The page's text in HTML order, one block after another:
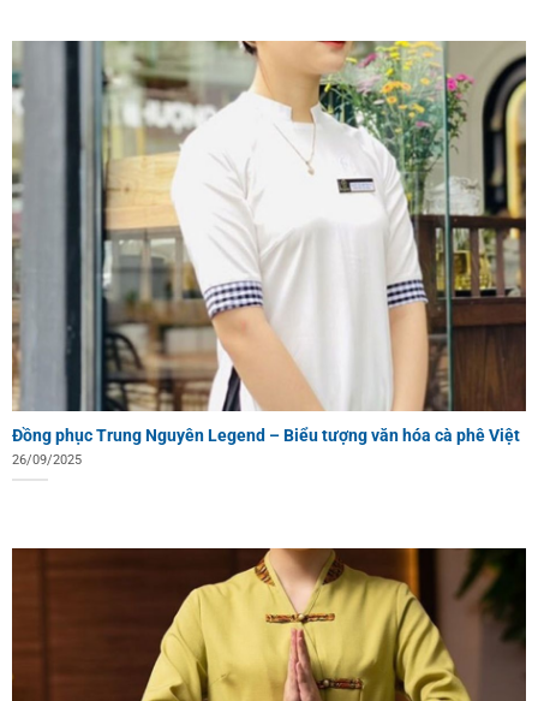
Đồng phục Trung Nguyên Legend – Biểu tượng văn hóa cà phê Việt
26/09/2025